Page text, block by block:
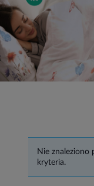
Nie znaleziono
kryteria.